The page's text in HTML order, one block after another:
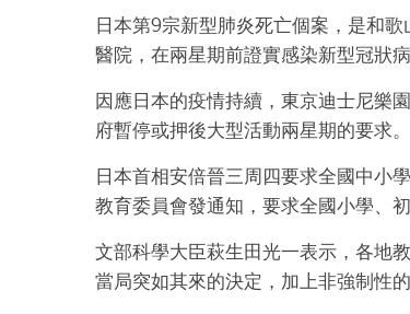
日本第9宗新型肺炎死亡個案，是和
醫院，在兩星期前證實感染新型冠狀
因應日本的疫情持續，東京迪士尼樂
府暫停或押後大型活動兩星期的要求。
日本首相安倍晉三周四要求全國中小
教育委員會發通知，要求全國小學、
文部科學大臣萩生田光一表示，各地
當局突如其來的決定，加上非強制性